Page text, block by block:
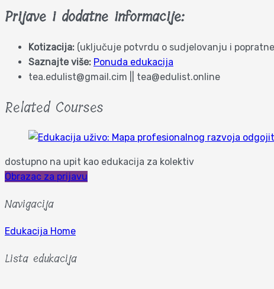
Prijave i dodatne informacije:
Kotizacija: (uključuje potvrdu o sudjelovanju i
Saznajte više: Ponuda edukacija
tea.edulist@gmail.cim || tea@edulist.online
Related Courses
dostupno na upit kao edukacija za kolektiv
Obrazac za prijavu
Navigacija
Edukacija Home
Lista edukacija